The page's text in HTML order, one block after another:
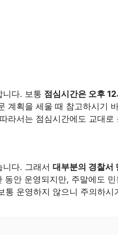
니다. 보통 점심시간은 오후
계획을 세울 때 참고하시기
라서는 점심시간에도 교대
다. 그래서 대부분의 경찰서
동안 운영되지만, 주말에도
통 운영하지 않으니 주의하시